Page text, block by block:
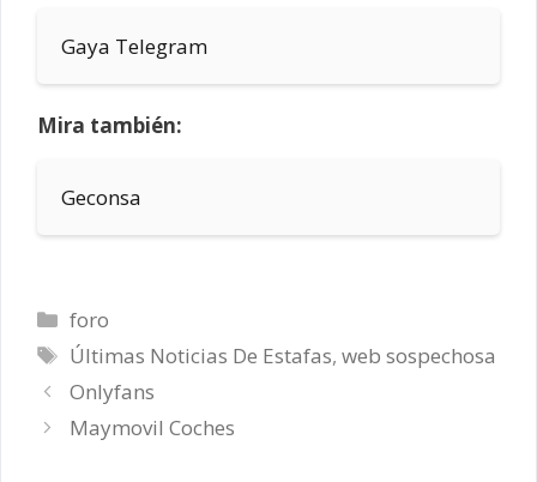
Gaya Telegram
Mira también:
Geconsa
Categorías
foro
Etiquetas
Últimas Noticias De Estafas,web sospechosa
Onlyfans
Maymovil Coches